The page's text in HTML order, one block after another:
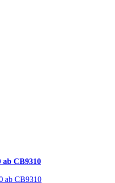
ab CB9310